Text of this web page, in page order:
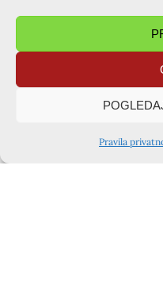
Pravila
PODIJELITE OBJAVU